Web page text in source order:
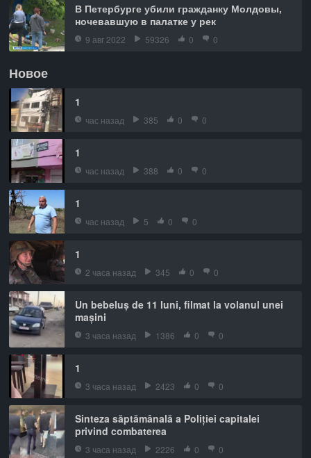
В Петербурге убили гражданку Молдовы,
ночевавшую в палатке у рек
9 авг 2022 59326 0 0
Новое
1
час назад 385 0 0
1
час назад 388 0 0
1
час назад 5 0 0
1
2 часа назад 345 0 0
Un bebeluș de 11 luni, filmat la volanul unei
mașini
3 часа назад 1386 0 0
1
3 часа назад 2423 0 0
Sinteza săptămânală a Poliției capitalei
privind combaterea
3 часа назад 2226 0 0